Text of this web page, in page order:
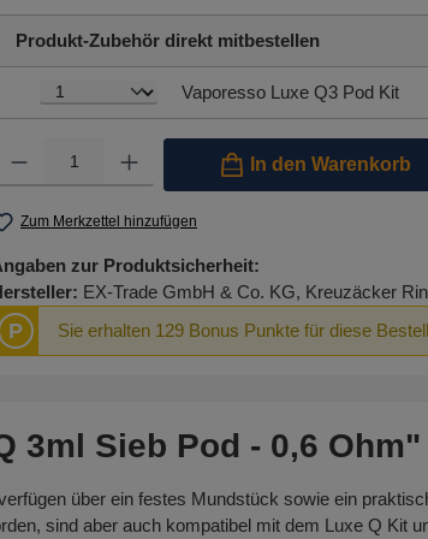
Produkt-Zubehör direkt mitbestellen
Vaporesso Luxe Q3 Pod Kit
In den Warenkorb
Zum Merkzettel hinzufügen
zur Produktsicherheit:
EX-Trade GmbH & Co. KG, Kreuzäcker
P Sie erhalten 129 Bonus Punkte für diese
3ml Sieb Pod - 0,6 Ohm"
über ein festes Mundstück sowie ein
sind aber auch kompatibel mit dem Luxe Q Kit